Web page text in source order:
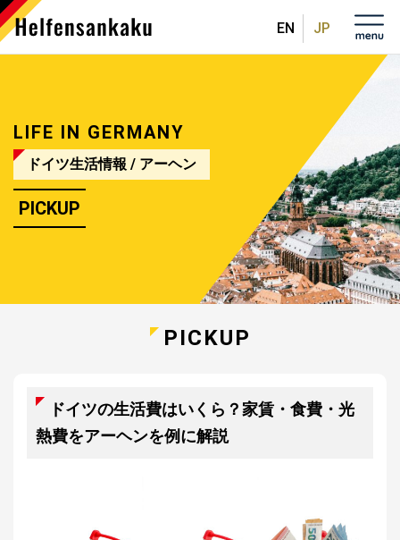
English 日本
語
LIFE IN GERMANY
ドイツ生活情報 / アーヘン
PICKUP
PICKUP
ドイツの生活費はいくら？家賃・食費・光
熱費をアーヘンを例に解説